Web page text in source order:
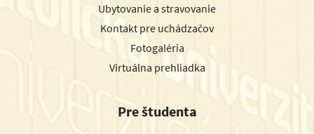
Ubytovanie a stravovanie
Kontakt pre uchádzačov
Fotogaléria
Virtuálna prehliadka
Pre študenta